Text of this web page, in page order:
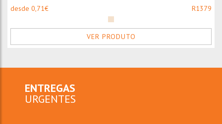
desde 0,71€
R1379
VER PRODUTO
ENTREGAS
URGENTES